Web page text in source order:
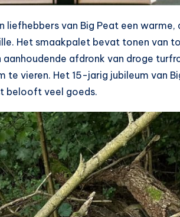
liefhebbers van Big Peat een
Het smaakpalet bevat tonen van
afdronk van droge
te vieren. Het 15-jarig jubileum van
belooft veel goeds.